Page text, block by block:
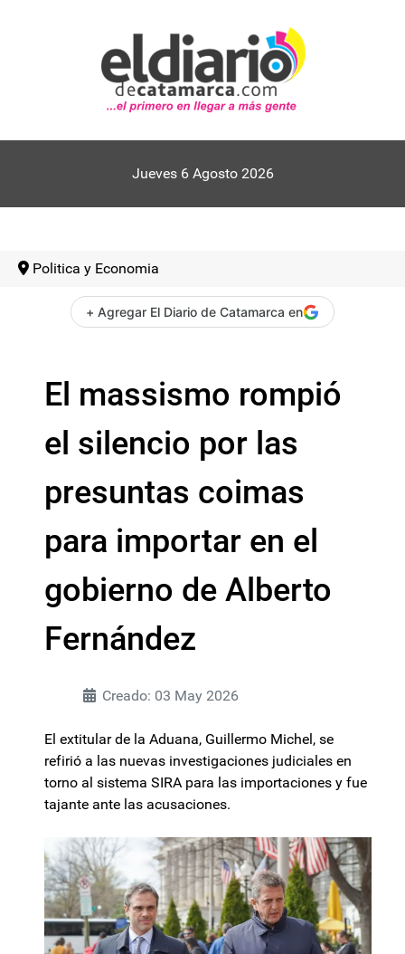
Jueves 6 Agosto 2026
Politica y Economia
+ Agregar El Diario de Catamarca en
El massismo rompió
el silencio por las
presuntas coimas
para importar en el
gobierno de Alberto
Fernández
Creado: 03 May 2026
El extitular de la Aduana, Guillermo Michel, se
refirió a las nuevas investigaciones judiciales en
torno al sistema SIRA para las importaciones y fue
tajante ante las acusaciones.